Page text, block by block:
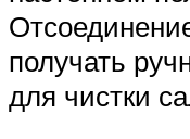
получать
для чистки